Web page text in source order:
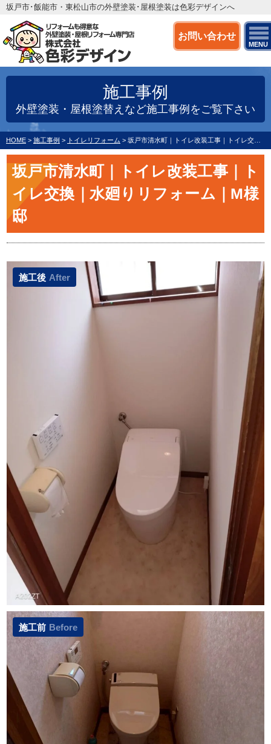
お問い合わせ
MENU
坂戸市･飯能市・東松山市の外壁塗装･屋根塗装は色彩デザインへ
施工事例
外壁塗装・屋根塗替えなど施工事例をご覧下さい
HOME > 施工事例 > トイレリフォーム > 坂戸市清水町｜トイレ改装工事｜トイレ交換｜水廻りリフォーム｜M様邸
坂戸市清水町｜トイレ改装工事｜ト
イレ交換｜水廻りリフォーム｜M様
邸
施工後 After
施工前 Before